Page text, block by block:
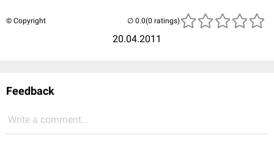
© Copyright
20.04.2011
(0 ratings)
Feedback
Write a comment...